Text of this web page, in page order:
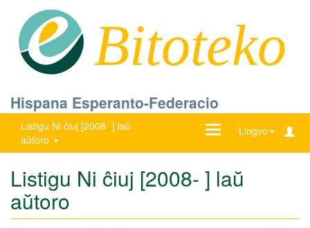
Bitoteko
Hispana Esperanto-Federacio
Listigu Ni ĉiuj [2008- ] laŭ
aŭtoro
Lingvo
Ŝanĝu
Listigu Ni ĉiuj [2008- ] laŭ
aŭtoro